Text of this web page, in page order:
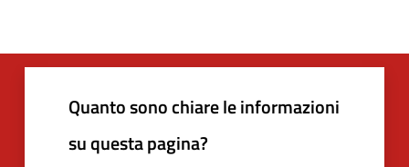
Quanto sono chiare le informazioni
su questa pagina?